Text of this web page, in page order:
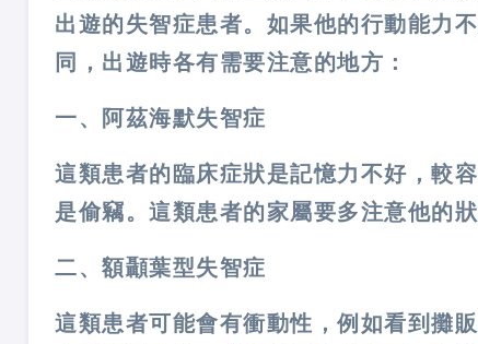
出遊的失智症患者。如果他的行動能力
同，出遊時各有需要注意的地方：
一、阿茲海默失智症
這類患者的臨床症狀是記憶力不好，較
是偷竊。這類患者的家屬要多注意他的
二、額顳葉型失智症
這類患者可能會有衝動性，例如看到攤